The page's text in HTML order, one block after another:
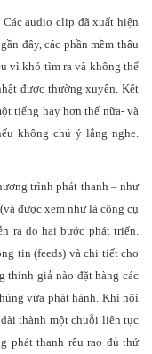
audio clip đã xuất hiện
đây, các phần mềm thâu
vì khó tìm ra và không thể
được thường xuyên. Kết
tiếng hay hơn thế nữa- và
không chú ý lắng nghe.
trình phát thanh – như
được xem như là công cụ
ra do hai bước phát triển.
tin (feeds) và chi tiết cho
thính giả nào đặt hàng các
vừa phát hành. Khi nội
thành một chuỗi liên tục
phát thanh rêu rao đủ thứ